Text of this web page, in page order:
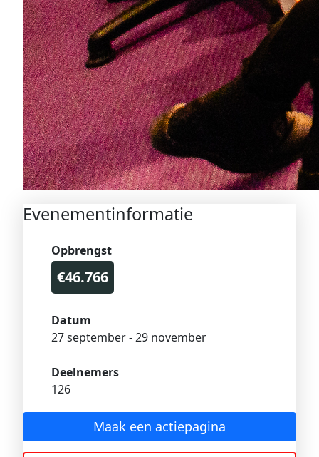
Evenementinformatie
Opbrengst
€46.766
Datum
27 september - 29 november
Deelnemers
126
Maak een actiepagina